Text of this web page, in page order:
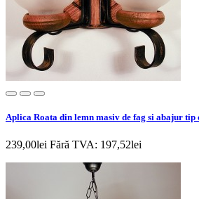
Aplica Roata din lemn masiv de fag si abajur tip
239,00lei Fără TVA: 197,52lei